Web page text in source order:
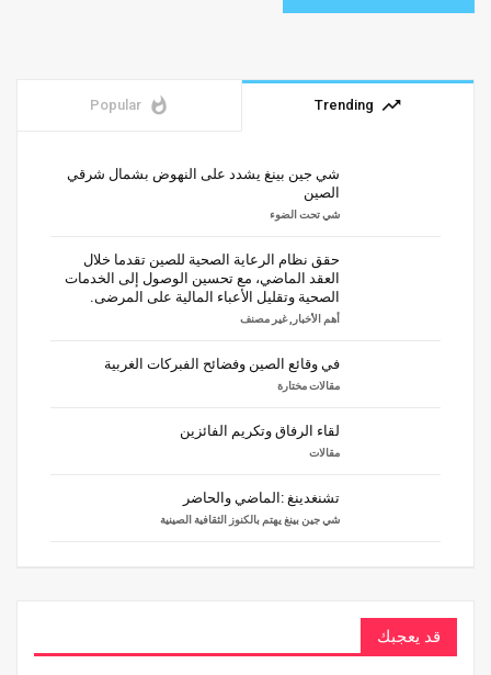
trending_up
Trending
whatshot
Popular
شي جين بينغ يشدد على النهوض بشمال شرقي
الصين
شي تحت الضوء
حقق نظام الرعاية الصحية للصين تقدما خلال
العقد الماضي، مع تحسين الوصول إلى الخدمات
الصحية وتقليل الأعباء المالية على المرضى.
أهم الأخبار ,غير مصنف
في وقائع الصين وفضائح الفبركات الغربية
مقالات مختارة
لقاء الرفاق وتكريم الفائزين
مقالات
تشنغدينغ :الماضي والحاضر
شي جين بينغ يهتم بالكنوز الثقافية الصينية
قد يعجبك